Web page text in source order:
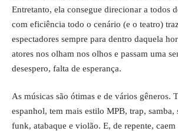
Entretanto, ela consegue direcionar a todos
com eficiência todo o cenário (e o teatro)
espectadores sempre para dentro daquela
atores nos olham nos olhos e passam uma
desespero, falta de esperança.
As músicas são ótimas e de vários gêneros.
espanhol, tem mais estilo MPB, trap, samba,
funk, atabaque e violão. E, de repente, caem